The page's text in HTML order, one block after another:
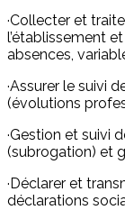
·Collecter et
l’établissement
absences,
·Assurer le suivi
(évolutions
·Gestion et suivi
(subrogation) et
·Déclarer et
déclarations